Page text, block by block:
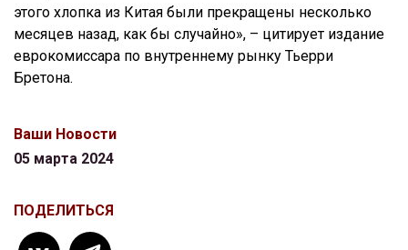
этого хлопка из Китая были прекращены несколько
месяцев назад, как бы случайно», – цитирует издание
еврокомиссара по внутреннему рынку Тьерри
Бретона.
Ваши Новости
05 марта 2024
ПОДЕЛИТЬСЯ